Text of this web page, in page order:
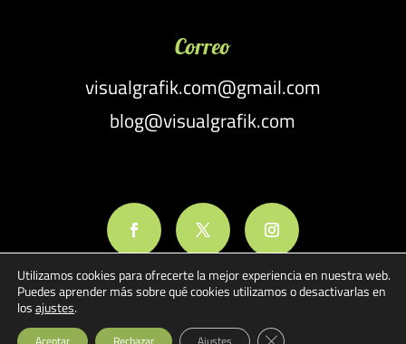
Correo
visualgrafik.com@gmail.com
blog@visualgrafik.com
Utilizamos cookies para ofrecerte la mejor experiencia en nuestra web.
Puedes aprender más sobre qué cookies utilizamos o desactivarlas en
losajustes.
Cerrar el banner de